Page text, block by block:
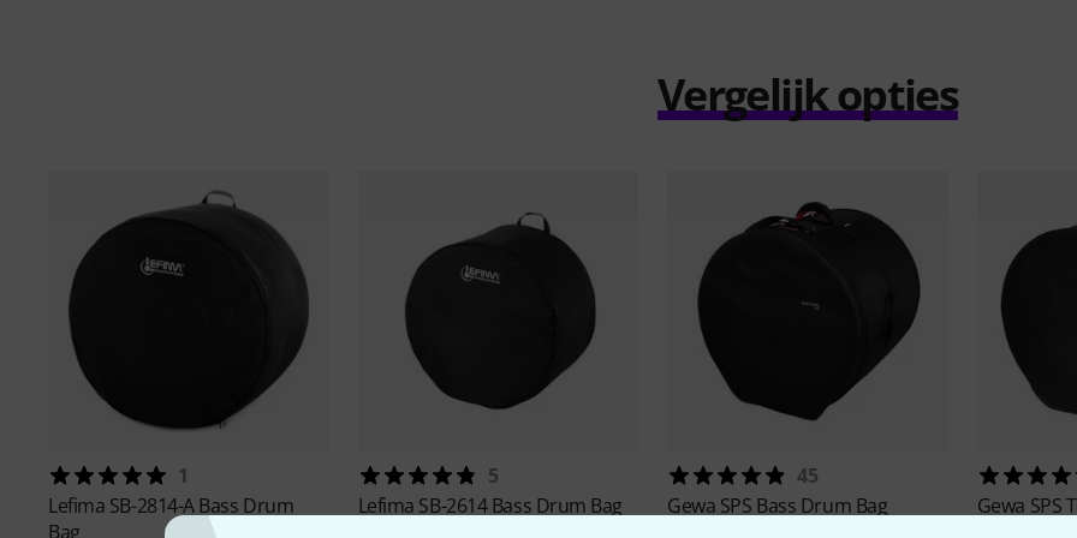
Vergelijk opties
1
Lefima SB-2814-A Bass Drum
Bag
5
Lefima SB-2614 Bass Drum Bag
45
Gewa SPS Bass Drum Bag
Gewa SPS